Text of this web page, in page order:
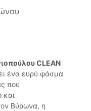
CLEAN
ένα ευρύ φάσμα
που
και
Βύρωνα, η